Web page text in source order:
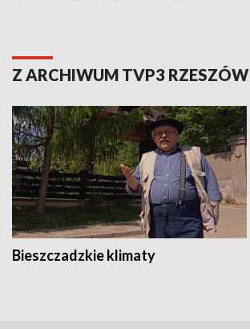
Z ARCHIWUM TVP3 RZESZÓW
Bieszczadzkie klimaty